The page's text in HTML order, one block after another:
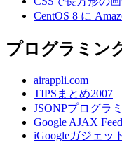
CentOS 8 に
プログラミン
airappli.com
TIPSまとめ2007
JSONPプログラ
Google AJAX
iGoogleガジェッ